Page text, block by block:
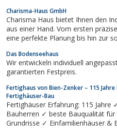
als auch bei den Zulieferer von
setzen wir auf...
Charisma-Haus GmbH
Charisma Haus bietet Ihnen den
aus einer Hand. Vom ersten präzisen
eine perfekte Planung bis hin zur
Das Bodenseehaus
Wir entwickeln individuell
garantierten Festpreis.
Fertighaus von Bien-Zenker – 115
Fertighäuser-Bau
Fertighäuser Erfahrung: 115 Jahre
Bauherren ✓ beste Bauqualität
Grundrisse ✓ Einfamilienhäuser &